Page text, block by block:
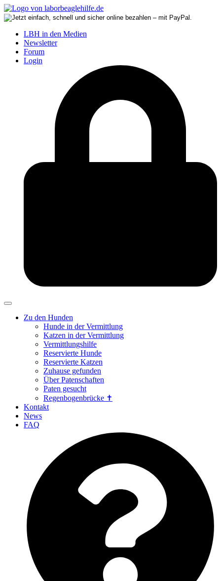
LBH in den Medien
Newsletter
Forum
Login
Zu den Hunden
Hunde in der Vermittlung
Katzen in der Vermittlung
Vermittlungshilfe
Reservierte Hunde
Reservierte Katzen
Zuhause gefunden
Über Patenschaften
Paten gesucht
Regenbogenbrücke ✝
Kontakt
News
FAQ